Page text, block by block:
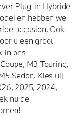
Plug-in Hybride
hebben we
occasion. Ook
u een groot
in ons
M3 Touring,
Sedan. Kies uit
2025, 2024,
nu de